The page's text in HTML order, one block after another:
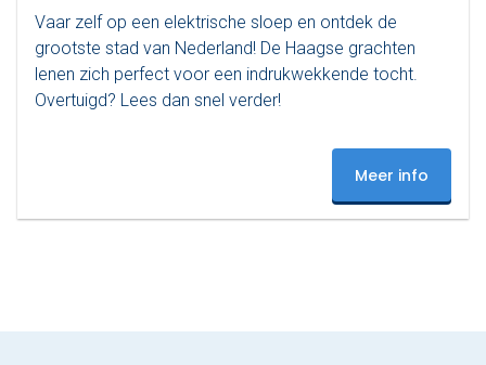
Vaar zelf op een elektrische sloep en ontdek de
grootste stad van Nederland! De Haagse grachten
lenen zich perfect voor een indrukwekkende tocht.
Overtuigd? Lees dan snel verder!
Meer info